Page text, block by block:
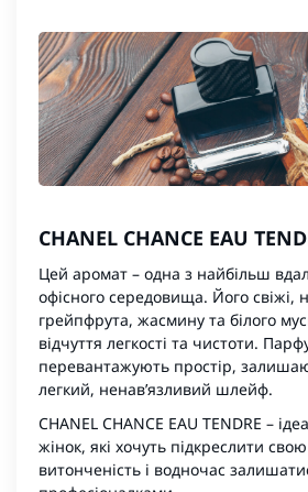
CHANEL CHANCE EAU
Цей аромат – одна з найбільш
офісного середовища. Його свіжі,
грейпфрута, жасмину та білого
відчуття легкості та чистоти.
перевантажують простір,
легкий, ненав’язливий шлейф.
CHANEL CHANCE EAU TENDRE –
жінок, які хочуть підкреслити
витонченість і водночас